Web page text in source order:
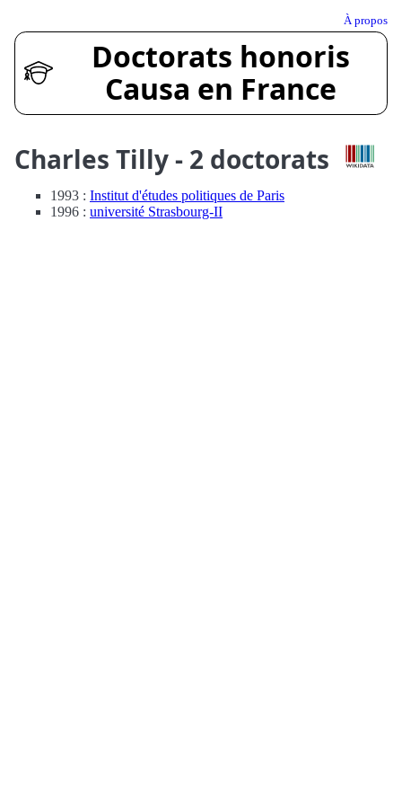
À propos
Doctorats honoris
Causa en France
Charles Tilly - 2 doctorats
1993 : Institut d'études politiques de Paris
1996 : université Strasbourg-II